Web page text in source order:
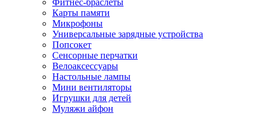
Фитнес-браслеты
Карты памяти
Микрофоны
Универсальные зарядные устройства
Попсокет
Сенсорные перчатки
Велоаксессуары
Настольные лампы
Мини вентиляторы
Игрушки для детей
Муляжи айфон